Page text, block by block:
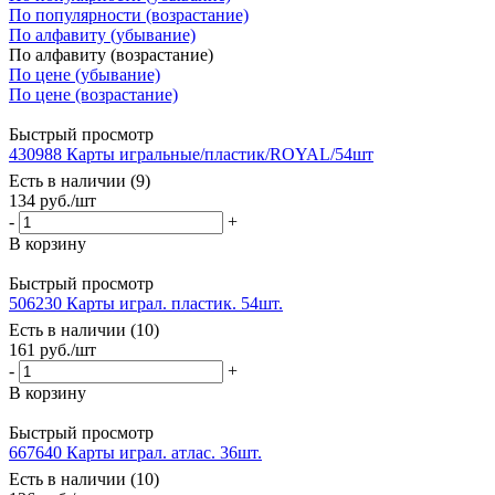
По популярности (возрастание)
По алфавиту (убывание)
По алфавиту (возрастание)
По цене (убывание)
По цене (возрастание)
Быстрый просмотр
430988 Карты игральные/пластик/ROYAL/54шт
Есть в наличии (9)
134 руб./шт
-
+
В корзину
Быстрый просмотр
506230 Карты играл. пластик. 54шт.
Есть в наличии (10)
161 руб./шт
-
+
В корзину
Быстрый просмотр
667640 Карты играл. атлас. 36шт.
Есть в наличии (10)